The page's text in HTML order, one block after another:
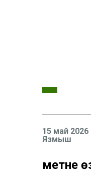
15 май 2026
Язмыш
Өметне